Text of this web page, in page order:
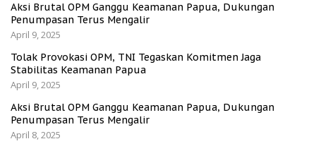
Aksi Brutal OPM Ganggu Keamanan Papua, Dukungan
Penumpasan Terus Mengalir
April 9, 2025
Tolak Provokasi OPM, TNI Tegaskan Komitmen Jaga
Stabilitas Keamanan Papua
April 9, 2025
Aksi Brutal OPM Ganggu Keamanan Papua, Dukungan
Penumpasan Terus Mengalir
April 8, 2025